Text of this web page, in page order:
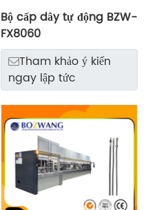
Bộ cấp dây tự động BZW-
FX8060
Tham khảo ý kiến ​​
ngay lập tức